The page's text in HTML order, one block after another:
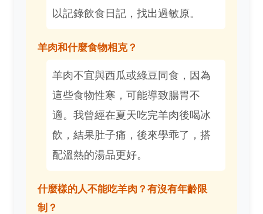
以記錄飲食日記，找出過敏原。
羊肉和什麼食物相克？
羊肉不宜與西瓜或綠豆同食，因為
這些食物性寒，可能導致腸胃不
適。我曾經在夏天吃完羊肉後喝冰
飲，結果肚子痛，後來學乖了，搭
配溫熱的湯品更好。
什麼樣的人不能吃羊肉？有沒有年齡限
制？